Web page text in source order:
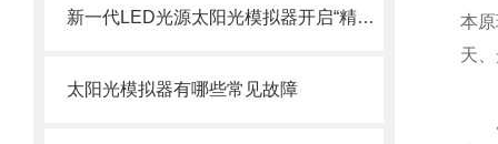
新一代LED光源太阳光模拟器开启“精准、长寿命、可定制”的光伏测试新纪元
太阳光模拟器有哪些常见故障
本
天